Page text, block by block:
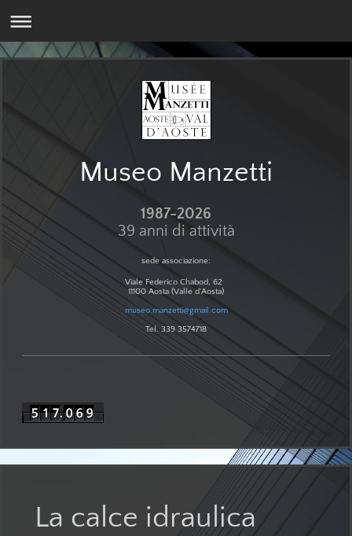
Museo Manzetti
1987-2026
39 anni di attività
sede associazione:
Viale Federico Chabod, 62
11100 Aosta (Valle d'Aosta)
museo.manzetti@gmail.com
Tel. 339 3574718
La calce idraulica